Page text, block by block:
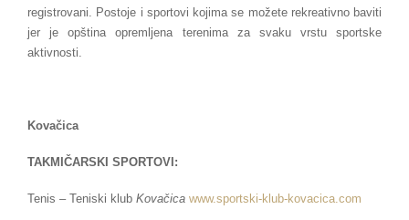
registrovani. Postoje i sportovi kojima se možete rekreativno baviti
jer je opština opremljena terenima za svaku vrstu sportske
aktivnosti.
Kovačica
TAKMIČARSKI SPORTOVI:
Tenis – Teniski klub Kovačica www.sportski-klub-kovacica.com